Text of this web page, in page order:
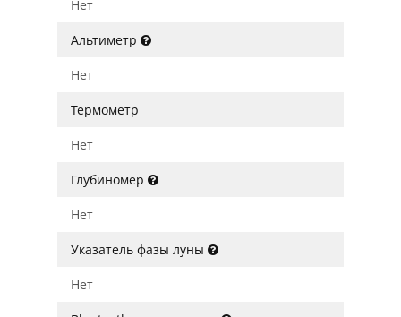
Нет
Альтиметр
Нет
Термометр
Нет
Глубиномер
Нет
Указатель фазы луны
Нет